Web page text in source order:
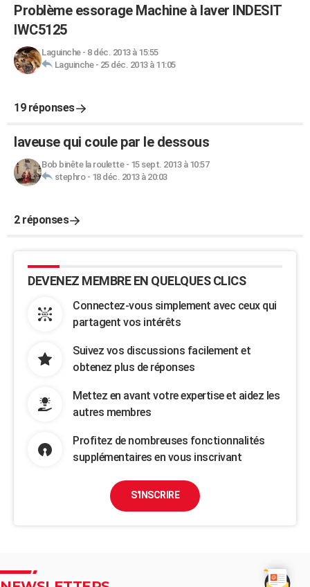
Problème essorage Machine à laver INDESIT
IWC5125
Laguinche- 8 déc. 2013 à 15:55
Laguinche- 25 déc. 2013 à 11:05
19 réponses
laveuse qui coule par le dessous
Bob binête la roulette- 15 sept. 2013 à 10:57
stephro- 18 déc. 2013 à 20:03
2 réponses
DEVENEZ MEMBRE EN QUELQUES CLICS
Connectez-vous simplement avec ceux qui
partagent vos intérêts
Suivez vos discussions facilement et
obtenez plus de réponses
Mettez en avant votre expertise et aidez les
autres membres
Profitez de nombreuses fonctionnalités
supplémentaires en vous inscrivant
S'INSCRIRE